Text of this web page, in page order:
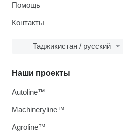
Помощь
Контакты
Таджикистан / русский
Наши проекты
Autoline™
Machineryline™
Agroline™